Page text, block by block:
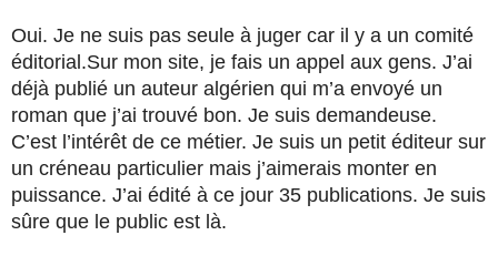
Oui. Je ne suis pas seule à juger car il y a un comité
éditorial.Sur mon site, je fais un appel aux gens. J’ai
déjà publié un auteur algérien qui m’a envoyé un
roman que j’ai trouvé bon. Je suis demandeuse.
C’est l’intérêt de ce métier. Je suis un petit éditeur sur
un créneau particulier mais j’aimerais monter en
puissance. J’ai édité à ce jour 35 publications. Je suis
sûre que le public est là.